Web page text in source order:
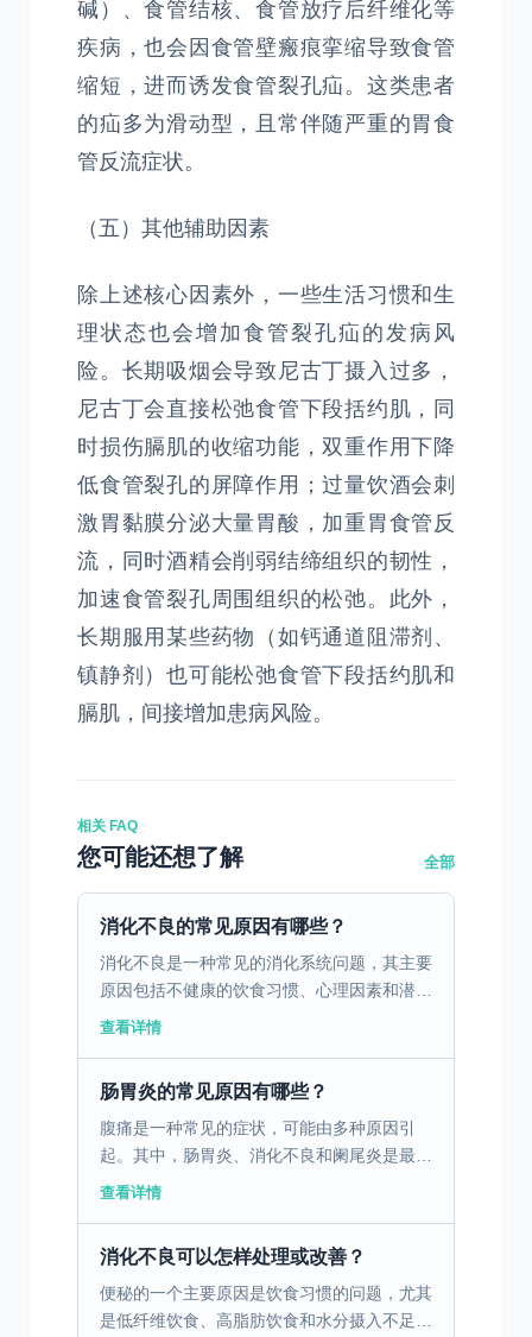
碱）、食管结核、食管放疗后纤维化等
疾病，也会因食管壁瘢痕挛缩导致食管
缩短，进而诱发食管裂孔疝。这类患者
的疝多为滑动型，且常伴随严重的胃食
管反流症状。
（五）其他辅助因素
除上述核心因素外，一些生活习惯和生
理状态也会增加食管裂孔疝的发病风
险。长期吸烟会导致尼古丁摄入过多，
尼古丁会直接松弛食管下段括约肌，同
时损伤膈肌的收缩功能，双重作用下降
低食管裂孔的屏障作用；过量饮酒会刺
激胃黏膜分泌大量胃酸，加重胃食管反
流，同时酒精会削弱结缔组织的韧性，
加速食管裂孔周围组织的松弛。此外，
长期服用某些药物（如钙通道阻滞剂、
镇静剂）也可能松弛食管下段括约肌和
膈肌，间接增加患病风险。
相关 FAQ
您可能还想了解 全部
消化不良的常见原因有哪些？
消化不良是一种常见的消化系统问题，其主要
原因包括不健康的饮食习惯、心理因素和潜在
的疾病。不健康的饮食习惯，如暴饮暴食、进
查看详情
肠胃炎的常见原因有哪些？
腹痛是一种常见的症状，可能由多种原因引
起。其中，肠胃炎、消化不良和阑尾炎是最常
见的三个原因。肠胃炎是由病毒、细菌或寄生
查看详情
消化不良可以怎样处理或改善？
便秘的一个主要原因是饮食习惯的问题，尤其
是低纤维饮食、高脂肪饮食和水分摄入不足。